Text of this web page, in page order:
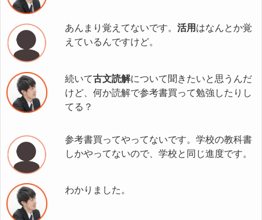
あんまり覚えてないです。 活用 はなんとか覚
えているんですけど。
続いて古文読解について聞きたいと思うんだ
けど、何か読解で参考書買って勉強したりし
てる？
参考書買ってやってないです。学校の教科書
しかやってないので、学校と同じ進度です。
わかりました。